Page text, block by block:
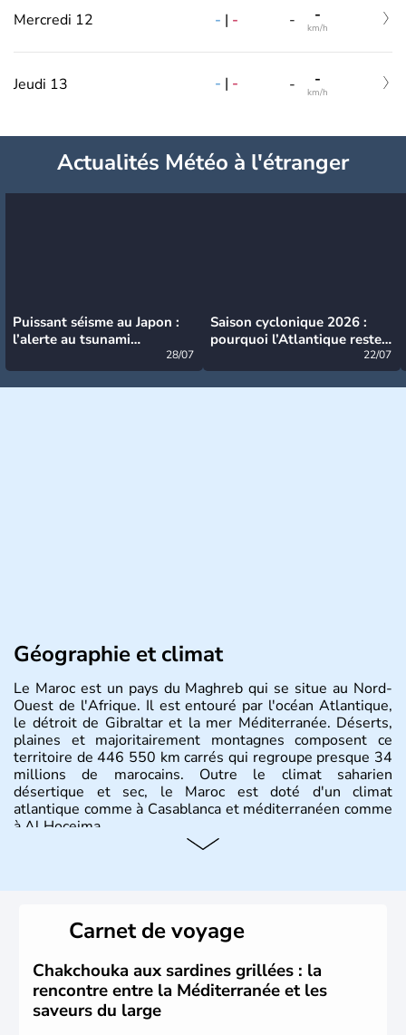
Mercredi 12 - | - - -
km/h
Jeudi 13 - | - - -
km/h
Actualités Météo à l'étranger
Puissant séisme au Japon :
l’alerte au tsunami
28/07
Saison cyclonique 2026 :
pourquoi l’Atlantique reste
22/07
Géographie et climat
Le Maroc est un pays du Maghreb qui se situe au Nord-
Ouest de l'Afrique. Il est entouré par l'océan Atlantique,
le détroit de Gibraltar et la mer Méditerranée. Déserts,
plaines et majoritairement montagnes composent ce
territoire de 446 550 km carrés qui regroupe presque 34
millions de marocains. Outre le climat saharien
désertique et sec, le Maroc est doté d'un climat
atlantique comme à Casablanca et méditerranéen comme
à Al Hoceima.
commerçants phéniciens à partir du XIe siècle avant J.C.
Les arabes arrivent au Maroc en 649 et convertissent les
Berbères à l'Islam. Cette monarchie constitutionnelle est
aujourd'hui le seul pays africain à ne pas faire parti de
l'Union Africaine, mais tente depuis 1987 d'accéder à
l'Union Européenne.
Carnet de voyage
Chakchouka aux sardines grillées : la
rencontre entre la Méditerranée et les
saveurs du large